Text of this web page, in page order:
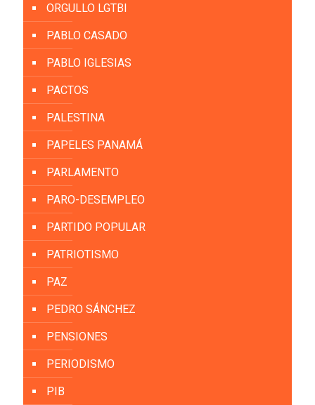
ORGULLO LGTBI
PABLO CASADO
PABLO IGLESIAS
PACTOS
PALESTINA
PAPELES PANAMÁ
PARLAMENTO
PARO-DESEMPLEO
PARTIDO POPULAR
PATRIOTISMO
PAZ
PEDRO SÁNCHEZ
PENSIONES
PERIODISMO
PIB